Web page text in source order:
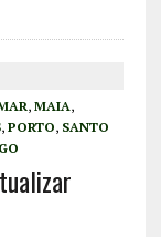
, MAIA,
, PORTO, SANTO